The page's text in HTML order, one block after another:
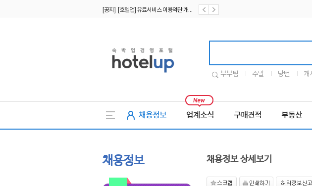
부부팀 주말 당번 캐
채용정보 업계소식 구매견적 부동산
채용정보 채용정보 상세보기